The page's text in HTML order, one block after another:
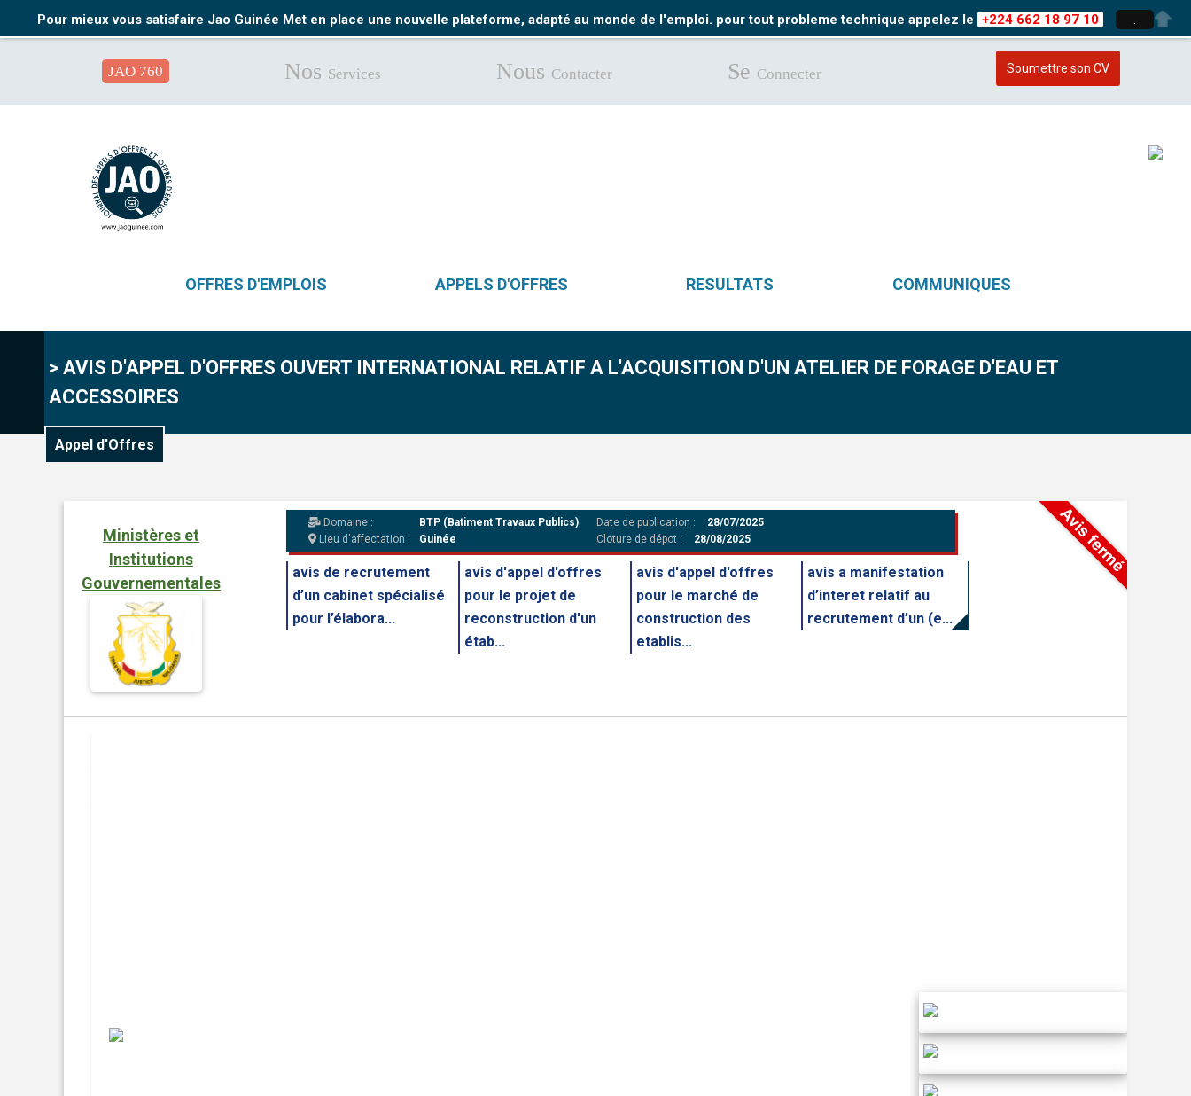
Pour mieux vous satisfaire Jao Guinée Met en place une nouvelle plateforme, adapté au monde de l'emploi. pour tout probleme technique appelez le +224 662 18 97 10
JAO 760 Nos Services Nous Contacter Se Connecter Soumettre son CV
OFFRES D'EMPLOIS APPELS D'OFFRES RESULTATS COMMUNIQUES
> AVIS D'APPEL D'OFFRES OUVERT INTERNATIONAL RELATIF A L'ACQUISITION D'UN ATELIER DE FORAGE D'EAU ET
ACCESSOIRES
Appel d'Offres
Ministères et
Institutions
Gouvernementales
Domaine :
BTP (Batiment Travaux Publics)
Lieu d'affectation :
Guinée
Date de publication :
28/07/2025
Cloture de dépot :
28/08/2025
avis de recrutement
d’un cabinet spécialisé
pour l’élabora...
avis d'appel d'offres
pour le projet de
reconstruction d'un
étab...
avis d'appel d'offres
pour le marché de
construction des
etablis...
avis a manifestation
d’interet relatif au
recrutement d’un (e...